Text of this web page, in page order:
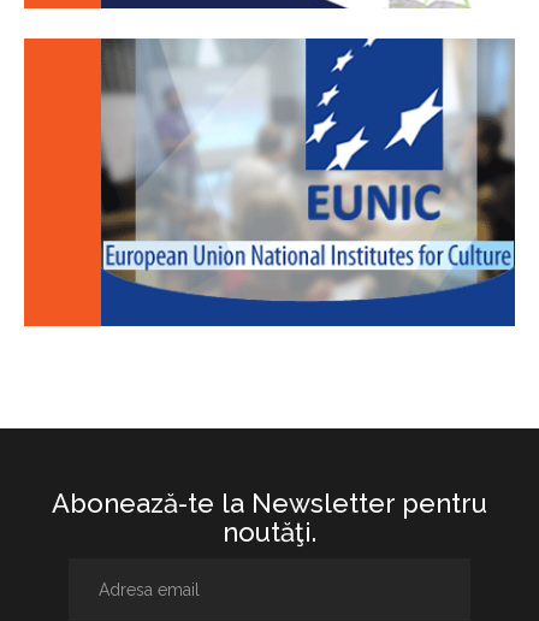
Abonează-te la Newsletter pentru
noutăţi.